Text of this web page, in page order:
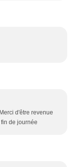
d'être revenue
de journée